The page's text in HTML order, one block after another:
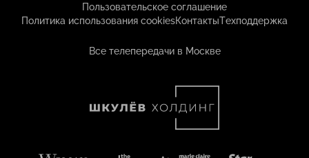
Пользовательское соглашение
Политика использования cookiesКонтактыТехподдержка
Все телепередачи в Москве